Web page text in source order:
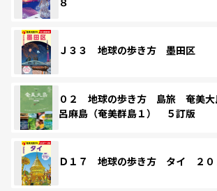
Ｊ３３ 地球の歩き方 墨田区
０２ 地球の歩き方 島旅 奄美
呂麻島（奄美群島１） ５訂版
Ｄ１７ 地球の歩き方 タイ ２０